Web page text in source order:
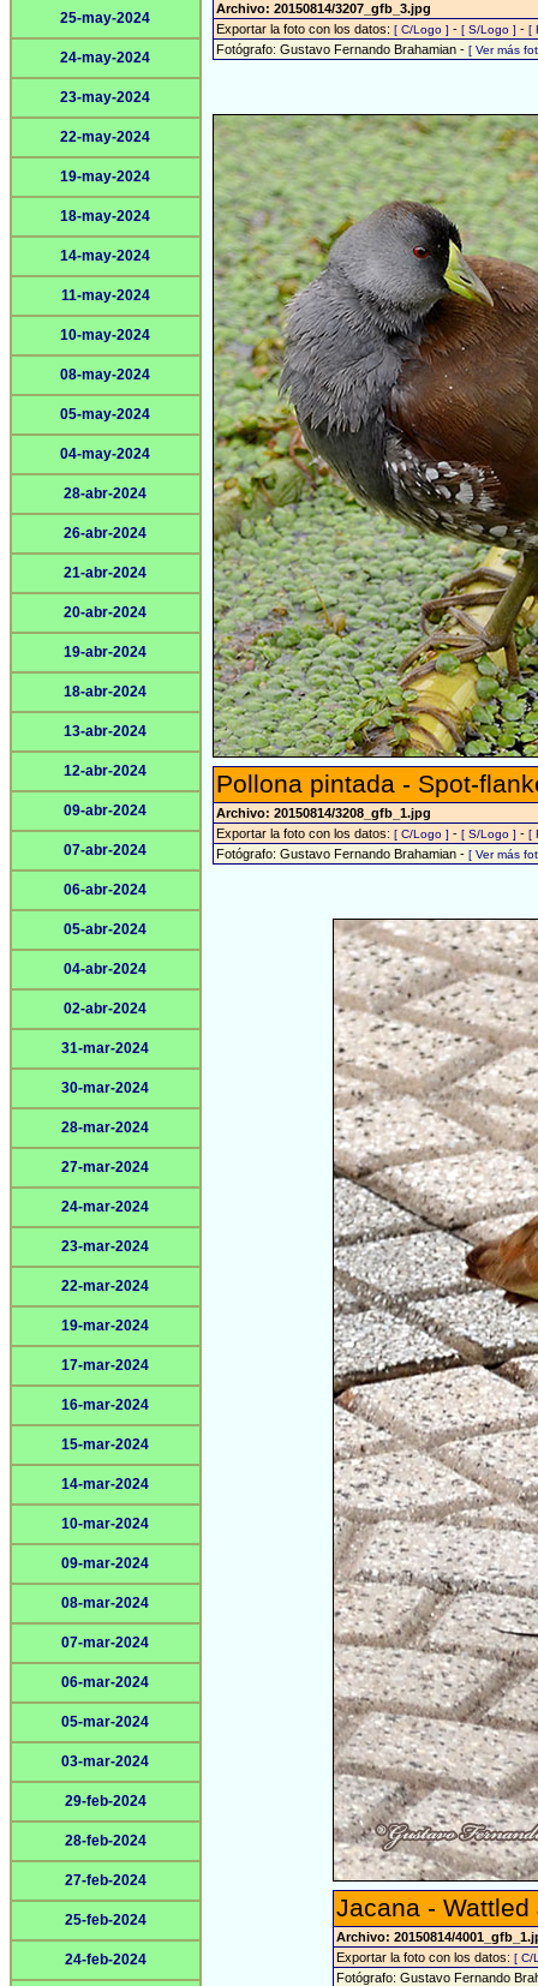
25-may-2024
24-may-2024
23-may-2024
22-may-2024
19-may-2024
18-may-2024
14-may-2024
11-may-2024
10-may-2024
08-may-2024
05-may-2024
04-may-2024
28-abr-2024
26-abr-2024
21-abr-2024
20-abr-2024
19-abr-2024
18-abr-2024
13-abr-2024
12-abr-2024
09-abr-2024
07-abr-2024
06-abr-2024
05-abr-2024
04-abr-2024
02-abr-2024
31-mar-2024
30-mar-2024
28-mar-2024
27-mar-2024
24-mar-2024
23-mar-2024
22-mar-2024
19-mar-2024
17-mar-2024
16-mar-2024
15-mar-2024
14-mar-2024
10-mar-2024
09-mar-2024
08-mar-2024
07-mar-2024
06-mar-2024
05-mar-2024
03-mar-2024
29-feb-2024
28-feb-2024
27-feb-2024
25-feb-2024
24-feb-2024
Archivo: 20150814/3207_gfb_3.jpg
Exportar la foto con los datos: [ C/Logo ] - [ S/Logo ] - [
Fotógrafo: Gustavo Fernando Brahamian - [ Ver más
Pollona pintada - Spot-
Archivo: 20150814/3208_gfb_1.jpg
Exportar la foto con los datos: [ C/Logo ] - [ S/Logo ] - [
Fotógrafo: Gustavo Fernando Brahamian - [ Ver más
Jacana -
Archivo: 20150814/
Exportar la foto con los datos: [ C/
Fotógrafo: Gustavo Fernando